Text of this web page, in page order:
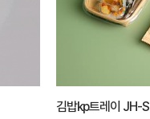
김밥kp트레이 JH-